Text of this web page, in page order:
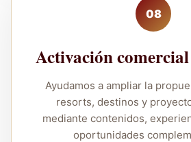
08
Activación
Ayudamos a ampliar la
resorts, destinos y
mediante contenidos,
oportunidades